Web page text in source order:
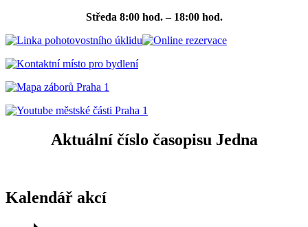
Středa 8:00 hod. – 18:00 hod.
Aktuální číslo časopisu Jedna
Kalendář akcí